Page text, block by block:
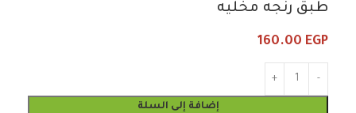
طبق رنجه مخليه
160.00 EGP
إضافة إلى السلة